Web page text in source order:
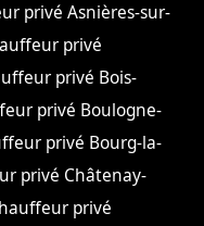
privé Asnières-sur-
privé
privé Bois-
privé Boulogne-
privé Bourg-la-
privé Châtenay-
privé